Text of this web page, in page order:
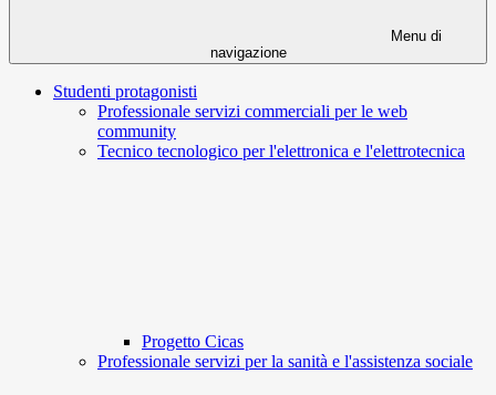
Menu di
navigazione
Studenti protagonisti
Professionale servizi commerciali per le web
community
Tecnico tecnologico per l'elettronica e l'elettrotecnica
Progetto Cicas
Professionale servizi per la sanità e l'assistenza sociale